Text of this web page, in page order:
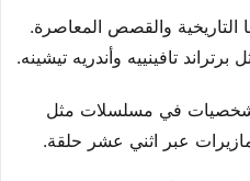
التاريخية والقصص المعاصرة.
تافينييه وأندريه تيشينه.
في مسلسلات مثل
عبر اثني عشر حلقة.